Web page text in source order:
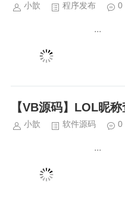
小歆 程序发布 0
...
【VB源码】LOL昵
小歆 软件源码 0
...